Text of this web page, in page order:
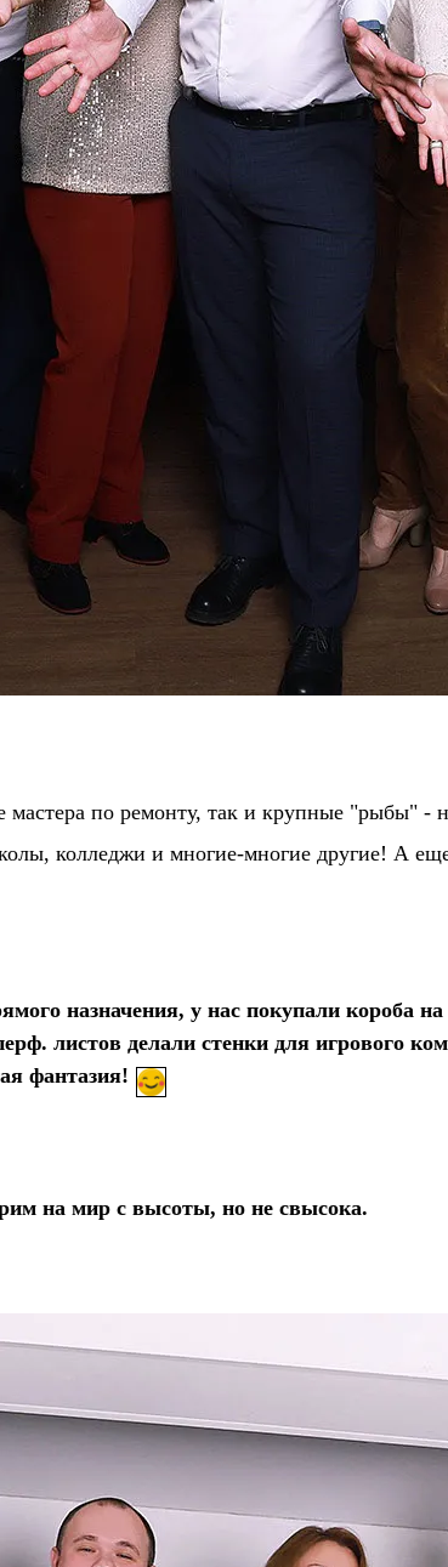
мастера по ремонту, так и крупные "рыбы"
колледжи и многие-многие другие! А
назначения, у нас покупали короба
листов делали стенки для игрового
фантазия!
на мир с высоты, но не свысока.